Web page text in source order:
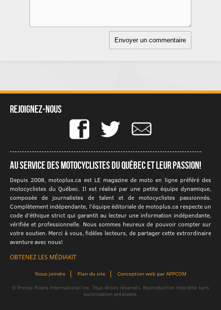
Rejoignez-nous
Au service des motocyclistes du québec et leur passion!
Depuis 2008, motoplus.ca est LE magazine de moto en ligne préféré des
motocyclistes du Québec. Il est réalisé par une petite équipe dynamique,
composée de journalistes de talent et de motocyclistes passionnés.
Complètement indépendante, l'équipe éditoriale de motoplus.ca respecte un
code d'éthique strict qui garantit au lecteur une information indépendante,
vérifiée et professionnelle. Nous sommes heureux de pouvoir compter sur
votre soutien. Merci à vous, fidèles lecteurs, de partager cette extrordinaire
aventure avec nous!
OBTENEZ LES MÉDIAKIT
Nous joindre Plan du site Conception web par APPCOM
© Presse Pixels International inc. Tous droits réservés. Reproduction interdite sans
autorisation préalable.